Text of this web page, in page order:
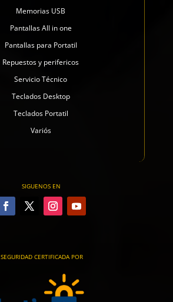
Memorias USB
Pantallas All in one
Pantallas para Portatil
Repuestos y perifericos
Servicio Técnico
Teclados Desktop
Teclados Portatil
Variós
SIGUENOS EN
SEGURIDAD CERTIFICADA POR